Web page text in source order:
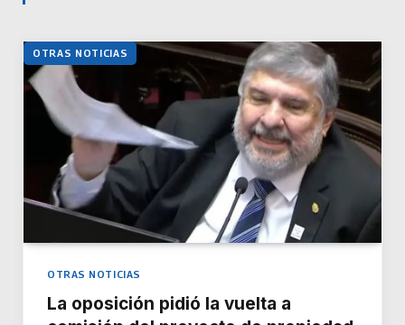
OTRAS NOTICIAS
OTRAS NOTICIAS
La oposición pidió la vuelta a